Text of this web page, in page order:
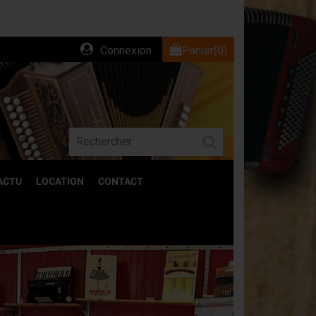
Connexion Panier(0)
ACCESSOIRES
Découvrez l'ensemble de nos accessoires
LOCATION CONTACT
Suivant